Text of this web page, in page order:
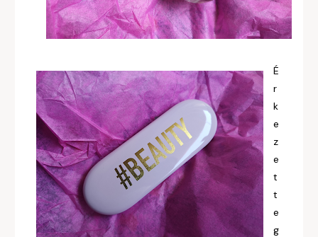
É
r
k
e
z
e
t
t
e
g